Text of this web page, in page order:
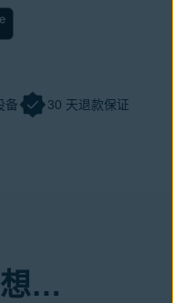
备 30 天退款保证
想…